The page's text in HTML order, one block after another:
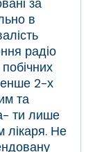
за
в
радіо
побічних
2-х
та
ти лише
лікаря. Не